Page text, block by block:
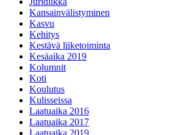
Kansainvälistyminen
Kasvu
Kehitys
Kestävä liiketoiminta
Kesäaika 2019
Kolumnit
Koti
Koulutus
Kulisseissa
Laatuaika 2016
Laatuaika 2017